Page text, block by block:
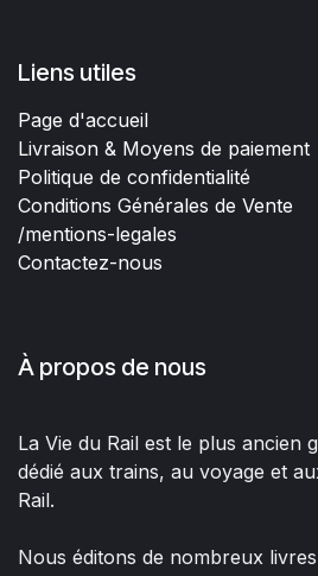
Liens utiles
Page d'accueil
Livraison & Moyens de paiement
Politique de confidentialité
Conditions Générales de Vente
/mentions-legales
Contactez-nous
À propos de nous
La Vie du Rail est le plus ancien
dédié aux trains, au voyage et
Rail.
Nous éditons de nombreux